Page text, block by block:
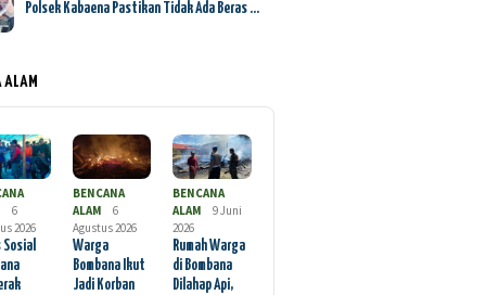
Polsek Kabaena Pastikan Tidak Ada Beras …
ALAM
6
2026
Sosial
BENCANA
ALAM
6
Agustus 2026
Warga
Bombana Ikut
Jadi Korban
BENCANA
ALAM
9 Juni
2026
Rumah Warga
di Bombana
Dilahap Api,